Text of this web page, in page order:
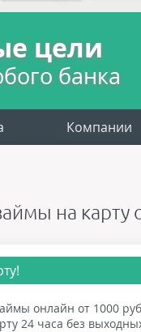
цели
банка
Компании
на карту
онлайн от 1000
24 часа без